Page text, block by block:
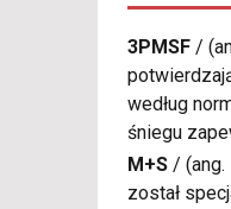
3PMSF /
według
śniegu
M+S /
został